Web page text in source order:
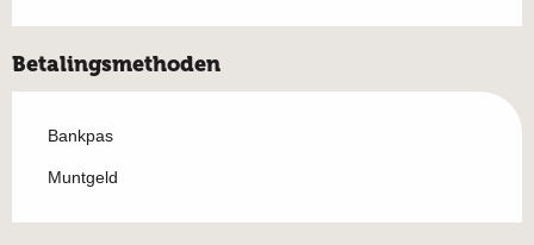
Betalingsmethoden
Bankpas
Muntgeld